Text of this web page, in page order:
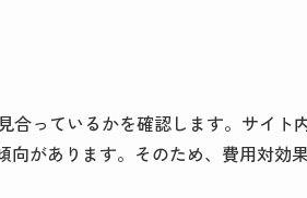
っているかを確認します。サイト
があります。そのため、費用対効